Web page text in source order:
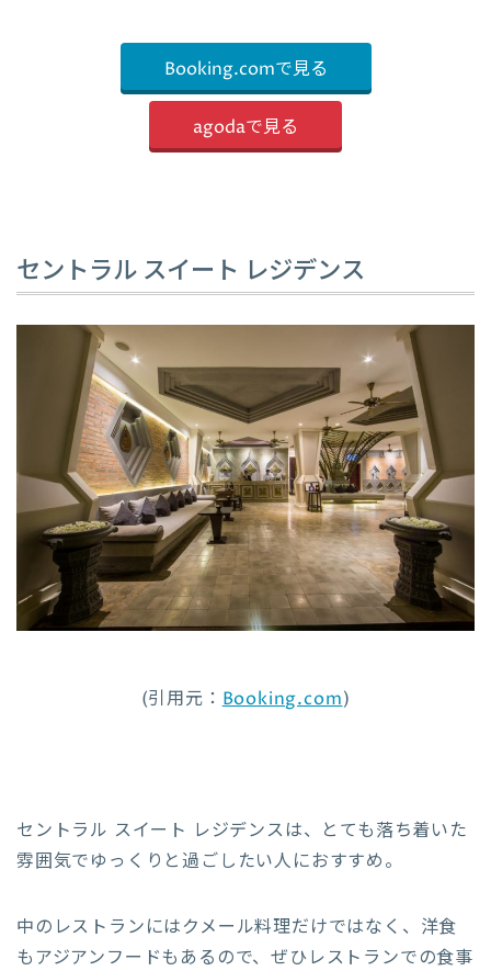
Booking.comで見る
agodaで見る
セントラル スイート レジデンス
(引用元： Booking.com)
セントラル スイート レジデンスは、とても落ち着いた
雰囲気でゆっくりと過ごしたい人におすすめ。
中のレストランにはクメール料理だけではなく、洋食
もアジアンフードもあるので、ぜひレストランでの食事